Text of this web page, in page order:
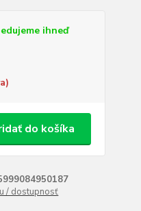
ihneď
do košíka
/ dostupnosť